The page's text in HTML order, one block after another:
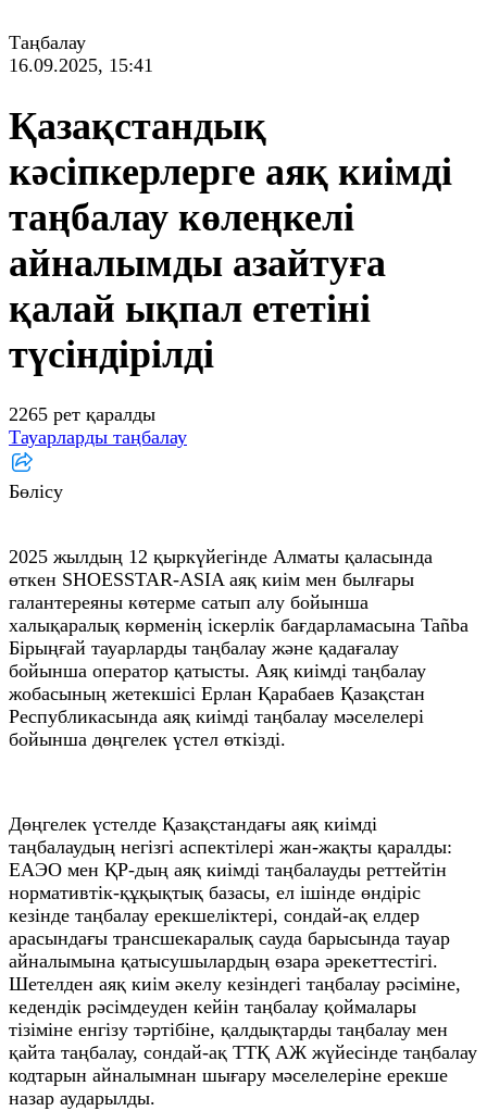
Таңбалау
16.09.2025, 15:41
Қазақстандық
кәсіпкерлерге аяқ киімді
таңбалау көлеңкелі
айналымды азайтуға
қалай ықпал ететіні
түсіндірілді
2265 рет қаралды
Тауарларды таңбалау
Бөлісу
2025 жылдың 12 қыркүйегінде Алматы қаласында
өткен SHOESSTAR-ASIA аяқ киім мен былғары
галантереяны көтерме сатып алу бойынша
халықаралық көрменің іскерлік бағдарламасына Tañba
Бірыңғай тауарларды таңбалау және қадағалау
бойынша оператор қатысты. Аяқ киімді таңбалау
жобасының жетекшісі Ерлан Қарабаев Қазақстан
Республикасында аяқ киімді таңбалау мәселелері
бойынша дөңгелек үстел өткізді.
Дөңгелек үстелде Қазақстандағы аяқ киімді
таңбалаудың негізгі аспектілері жан-жақты қаралды:
ЕАЭО мен ҚР-дың аяқ киімді таңбалауды реттейтін
нормативтік-құқықтық базасы, ел ішінде өндіріс
кезінде таңбалау ерекшеліктері, сондай-ақ елдер
арасындағы трансшекаралық сауда барысында тауар
айналымына қатысушылардың өзара әрекеттестігі.
Шетелден аяқ киім әкелу кезіндегі таңбалау рәсіміне,
кедендік рәсімдеуден кейін таңбалау қоймалары
тізіміне енгізу тәртібіне, қалдықтарды таңбалау мен
қайта таңбалау, сондай-ақ ТТҚ АЖ жүйесінде таңбалау
кодтарын айналымнан шығару мәселелеріне ерекше
назар аударылды.